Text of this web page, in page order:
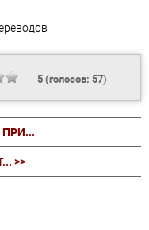
5(голосов: 57)
ПРИ...
>>